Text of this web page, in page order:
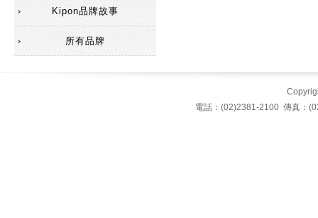
Kipon品牌故事
所有品牌
電話：(02)2381-2100 傳真：